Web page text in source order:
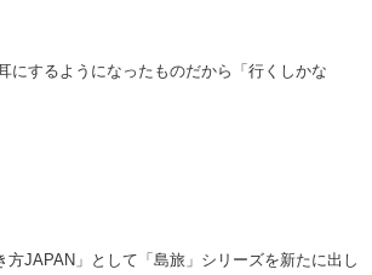
にするようになったものだから「行くしかな
JAPAN」として「島旅」シリーズを新たに出し